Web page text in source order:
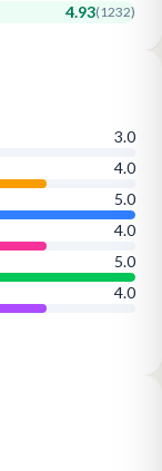
4.93(1232)
3.0
4.0
5.0
4.0
5.0
4.0